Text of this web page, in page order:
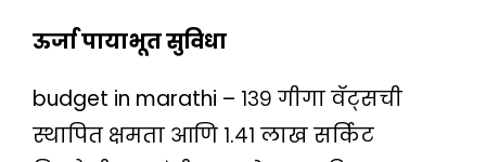
ऊर्जा पायाभूत सुविधा
budget in marathi – १३९ गीगा वॅट्सची
स्थापित क्षमता आणि १.४१ लाख सर्किट